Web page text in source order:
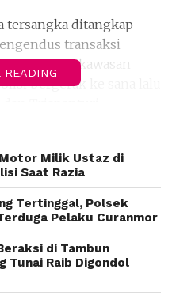
tersangka ditangkap
transaksi
lalu di kawasan
bergerak ke sana lalu
dijual tidak
kendaraan,” ujar
menangkap tersangka
helm, kunci leter T,
B 3159 KGU.
setelah mendapatkan
READING
Milik Ustaz di
Saat Razia
Tertinggal, Polsek
Pelaku Curanmor
di Tambun
Tunai Raib Digondol